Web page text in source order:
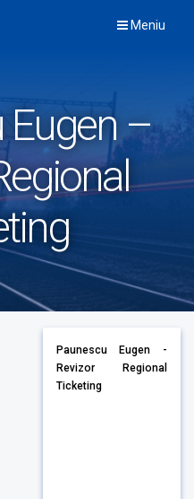
Meniu
Eugen –
Paunescu Eugen -
Revizor Regional
Ticketing